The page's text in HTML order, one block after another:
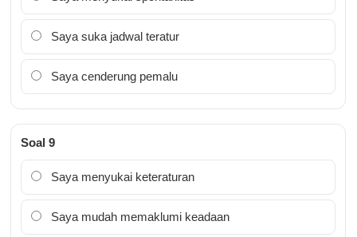
Saya suka jadwal teratur
Saya cenderung pemalu
Soal 9
Saya menyukai keteraturan
Saya mudah memaklumi keadaan